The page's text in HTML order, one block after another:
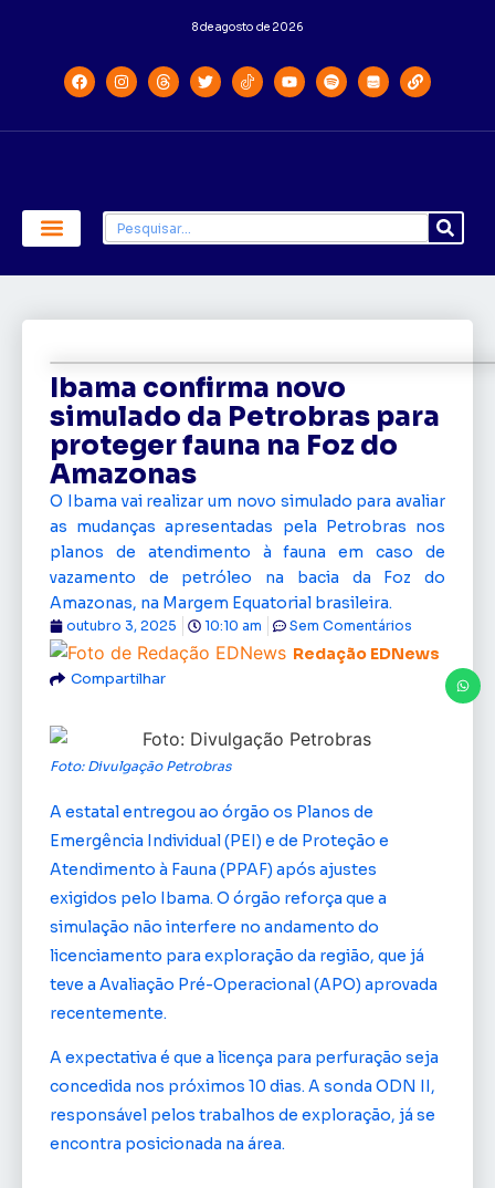
8 de agosto de 2026
Ibama confirma novo
simulado da Petrobras para
proteger fauna na Foz do
Amazonas
O Ibama vai realizar um novo simulado para avaliar
as mudanças apresentadas pela Petrobras nos
planos de atendimento à fauna em caso de
vazamento de petróleo na bacia da Foz do
Amazonas, na Margem Equatorial brasileira.
Redação EDNews
outubro 3, 2025 10:10 am Sem Comentários
Compartilhar
Foto: Divulgação Petrobras
A estatal entregou ao órgão os Planos de
Emergência Individual (PEI) e de Proteção e
Atendimento à Fauna (PPAF) após ajustes
exigidos pelo Ibama. O órgão reforça que a
simulação não interfere no andamento do
licenciamento para exploração da região, que já
teve a Avaliação Pré-Operacional (APO) aprovada
recentemente.
A expectativa é que a licença para perfuração seja
concedida nos próximos 10 dias. A sonda ODN II,
responsável pelos trabalhos de exploração, já se
encontra posicionada na área.